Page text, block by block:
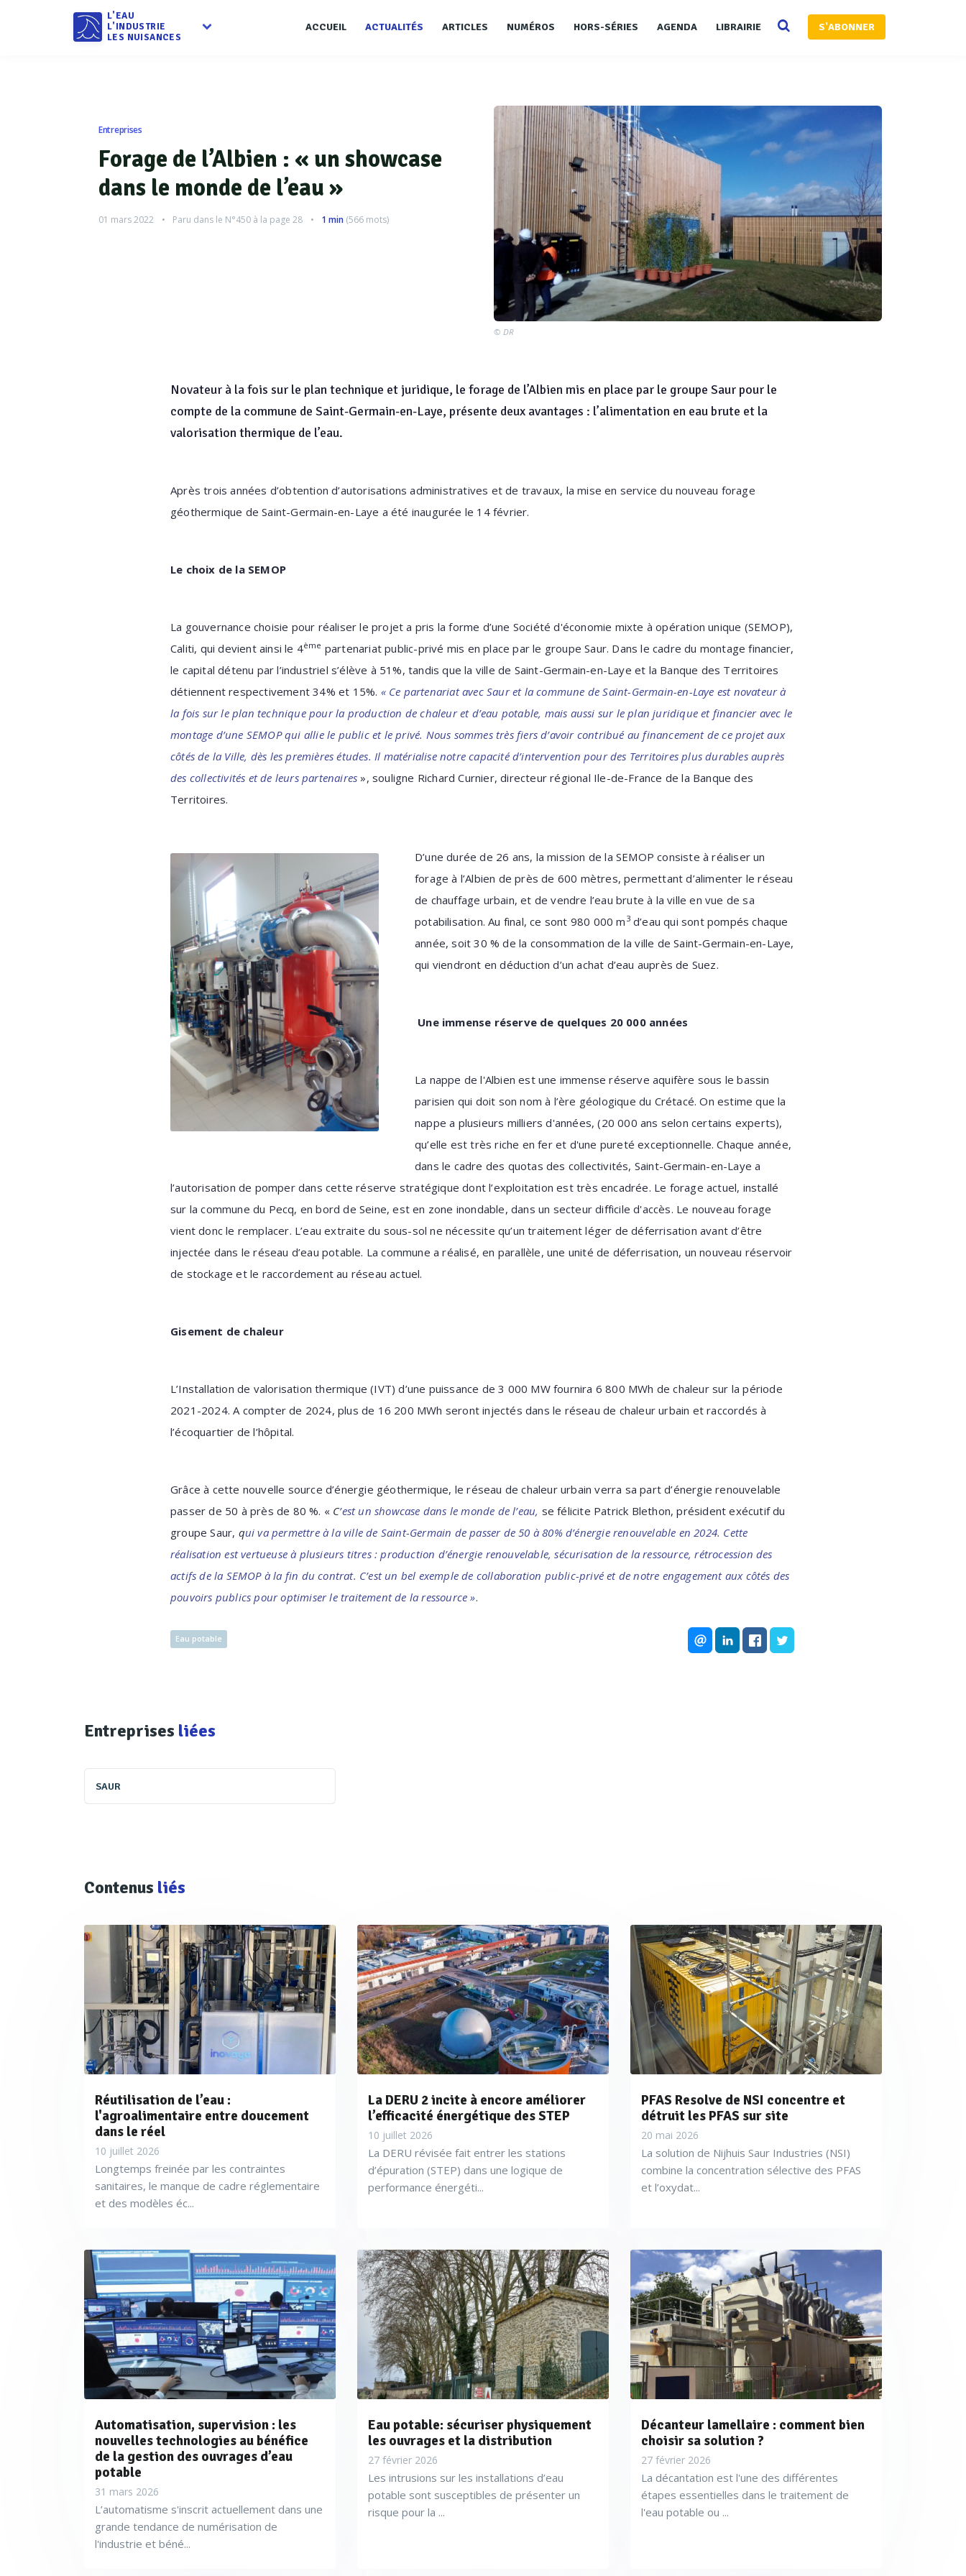
L'EAU
L'INDUSTRIE
LES NUISANCES
ACCUEIL ACTUALITÉS ARTICLES NUMÉROS HORS-SÉRIES AGENDA LIBRAIRIE S'ABONNER
Entreprises
Forage de l’Albien : « un showcase
dans le monde de l’eau »
01 mars 2022 Paru dans le N°450 à la page 28 1 min (566 mots)
© DR
Novateur à la fois sur le plan technique et juridique, le forage de l’Albien mis en place par le groupe Saur pour le
compte de la commune de Saint-Germain-en-Laye, présente deux avantages : l’alimentation en eau brute et la
valorisation thermique de l’eau.
Après trois années d’obtention d’autorisations administratives et de travaux, la mise en service du nouveau forage
géothermique de Saint-Germain-en-Laye a été inaugurée le 14 février.
Le choix de la SEMOP
La gouvernance choisie pour réaliser le projet a pris la forme d’une Société d'économie mixte à opération unique (SEMOP),
Caliti, qui devient ainsi le 4ème partenariat public-privé mis en place par le groupe Saur. Dans le cadre du montage financier,
le capital détenu par l’industriel s’élève à 51%, tandis que la ville de Saint-Germain-en-Laye et la Banque des Territoires
détiennent respectivement 34% et 15%. « Ce partenariat avec Saur et la commune de Saint-Germain-en-Laye est novateur à
la fois sur le plan technique pour la production de chaleur et d’eau potable, mais aussi sur le plan juridique et financier avec le
montage d’une SEMOP qui allie le public et le privé. Nous sommes très fiers d’avoir contribué au financement de ce projet aux
côtés de la Ville, dès les premières études. Il matérialise notre capacité d’intervention pour des Territoires plus durables auprès
des collectivités et de leurs partenaires», souligne Richard Curnier, directeur régional Ile-de-France de la Banque des
Territoires.
D’une durée de 26 ans, la mission de la SEMOP consiste à réaliser un
forage à l’Albien de près de 600 mètres, permettant d’alimenter le réseau
de chauffage urbain, et de vendre l’eau brute à la ville en vue de sa
potabilisation. Au final, ce sont 980 000 m 3d’eau qui sont pompés chaque
année, soit 30 % de la consommation de la ville de Saint-Germain-en-Laye,
qui viendront en déduction d’un achat d’eau auprès de Suez.
Une immense réserve de quelques 20 000 années
La nappe de l'Albien est une immense réserve aquifère sous le bassin
parisien qui doit son nom à l’ère géologique du Crétacé. On estime que la
nappe a plusieurs milliers d'années, (20 000 ans selon certains experts),
qu’elle est très riche en fer et d'une pureté exceptionnelle. Chaque année,
dans le cadre des quotas des collectivités, Saint-Germain-en-Laye a
l’autorisation de pomper dans cette réserve stratégique dont l’exploitation est très encadrée. Le forage actuel, installé
sur la commune du Pecq, en bord de Seine, est en zone inondable, dans un secteur difficile d'accès. Le nouveau forage
vient donc le remplacer. L’eau extraite du sous-sol ne nécessite qu’un traitement léger de déferrisation avant d’être
injectée dans le réseau d’eau potable. La commune a réalisé, en parallèle, une unité de déferrisation, un nouveau réservoir
de stockage et le raccordement au réseau actuel.
Gisement de chaleur
L’Installation de valorisation thermique (IVT) d’une puissance de 3 000 MW fournira 6 800 MWh de chaleur sur la période
2021-2024. A compter de 2024, plus de 16 200 MWh seront injectés dans le réseau de chaleur urbain et raccordés à
l’écoquartier de l’hôpital.
Grâce à cette nouvelle source d’énergie géothermique, le réseau de chaleur urbain verra sa part d’énergie renouvelable
passer de 50 à près de 80 %. « C’est un showcase dans le monde de l’eau, se félicite Patrick Blethon, président exécutif du
groupe Saur, qui va permettre à la ville de Saint-Germain de passer de 50 à 80% d’énergie renouvelable en 2024. Cette
réalisation est vertueuse à plusieurs titres : production d’énergie renouvelable, sécurisation de la ressource, rétrocession des
actifs de la SEMOP à la fin du contrat. C’est un bel exemple de collaboration public-privé et de notre engagement aux côtés des
pouvoirs publics pour optimiser le traitement de la ressource».
Eau potable
Entreprises liées
SAUR
Contenus liés
Réutilisation de l’eau :
l'agroalimentaire entre doucement
dans le réel
10 juillet 2026
Longtemps freinée par les contraintes
sanitaires, le manque de cadre réglementaire
et des modèles éc...
La DERU 2 incite à encore améliorer
l’efficacité énergétique des STEP
10 juillet 2026
La DERU révisée fait entrer les stations
d’épuration (STEP) dans une logique de
performance énergéti...
PFAS Resolve de NSI concentre et
détruit les PFAS sur site
20 mai 2026
La solution de Nijhuis Saur Industries (NSI)
combine la concentration sélective des PFAS
et l’oxydat...
Automatisation, supervision : les
nouvelles technologies au bénéfice
de la gestion des ouvrages d’eau
potable
31 mars 2026
L’automatisme s'inscrit actuellement dans une
grande tendance de numérisation de
l'industrie et béné...
Eau potable: sécuriser physiquement
les ouvrages et la distribution
27 février 2026
Les intrusions sur les installations d’eau
potable sont susceptibles de présenter un
risque pour la ...
Décanteur lamellaire : comment bien
choisir sa solution ?
27 février 2026
La décantation est l'une des différentes
étapes essentielles dans le traitement de
l'eau potable ou ...